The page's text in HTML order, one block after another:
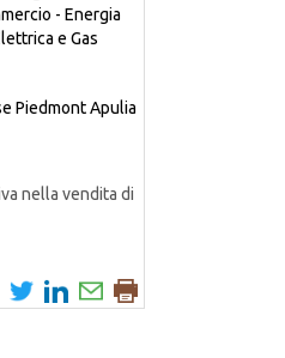
PiedmontApulia
nella vendita di